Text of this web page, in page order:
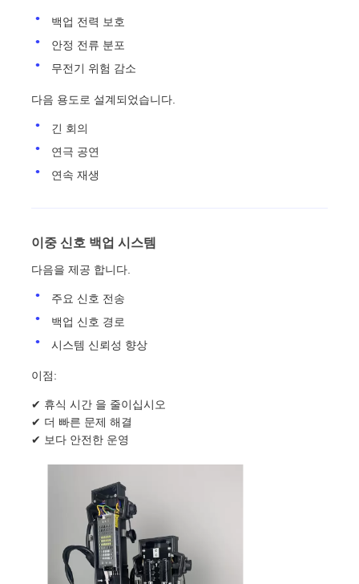
백업 전력 보호
안정 전류 분포
무전기 위험 감소
다음 용도로 설계되었습니다.
긴 회의
연극 공연
연속 재생
이중 신호 백업 시스템
다음을 제공 합니다.
주요 신호 전송
백업 신호 경로
시스템 신뢰성 향상
이점:
✔ 휴식 시간 을 줄이십시오
✔ 더 빠른 문제 해결
✔ 보다 안전한 운영